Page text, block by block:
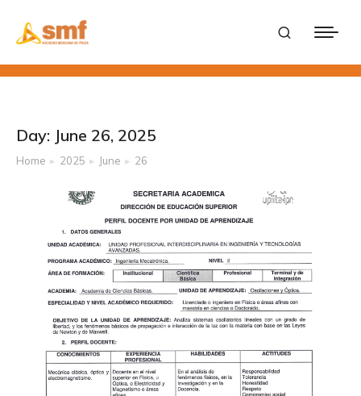
Day: June 26, 2025
You are here:
Home 2025 June 26